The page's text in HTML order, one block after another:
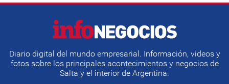
Diario digital del mundo empresarial. Información, videos y
fotos sobre los principales acontecimientos y negocios de
Salta y el interior de Argentina.